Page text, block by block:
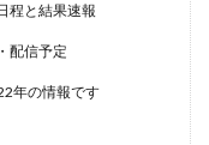
程と結果速報
配信予定
年の情報です